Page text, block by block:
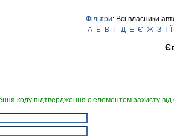
Фільтри: Всі власники
А Б В Г Д Е Є Ж З
коду підтвердження є елементом захисту